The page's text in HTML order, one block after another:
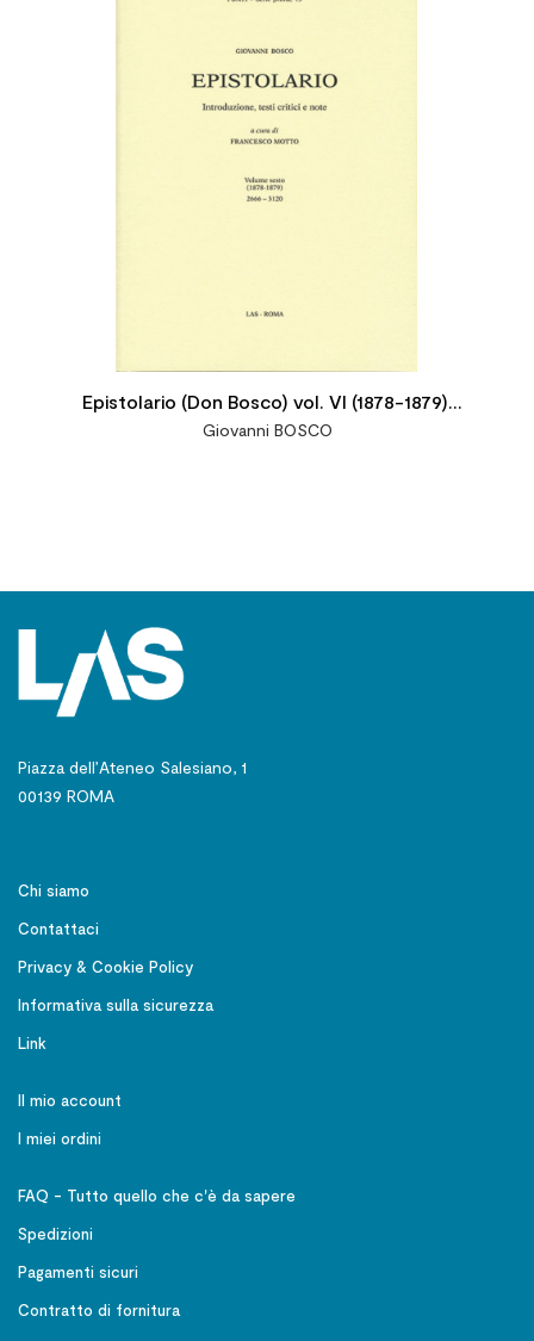
Epistolario (Don Bosco) vol. VI (1878-1879).
Lettere: 2666-3120. Introduzione testi critici
Giovanni BOSCO
Piazza dell’Ateneo Salesiano, 1
00139 ROMA
Chi siamo
Contattaci
Privacy & Cookie Policy
Informativa sulla sicurezza
Link
Il mio account
I miei ordini
FAQ - Tutto quello che c'è da sapere
Spedizioni
Pagamenti sicuri
Contratto di fornitura